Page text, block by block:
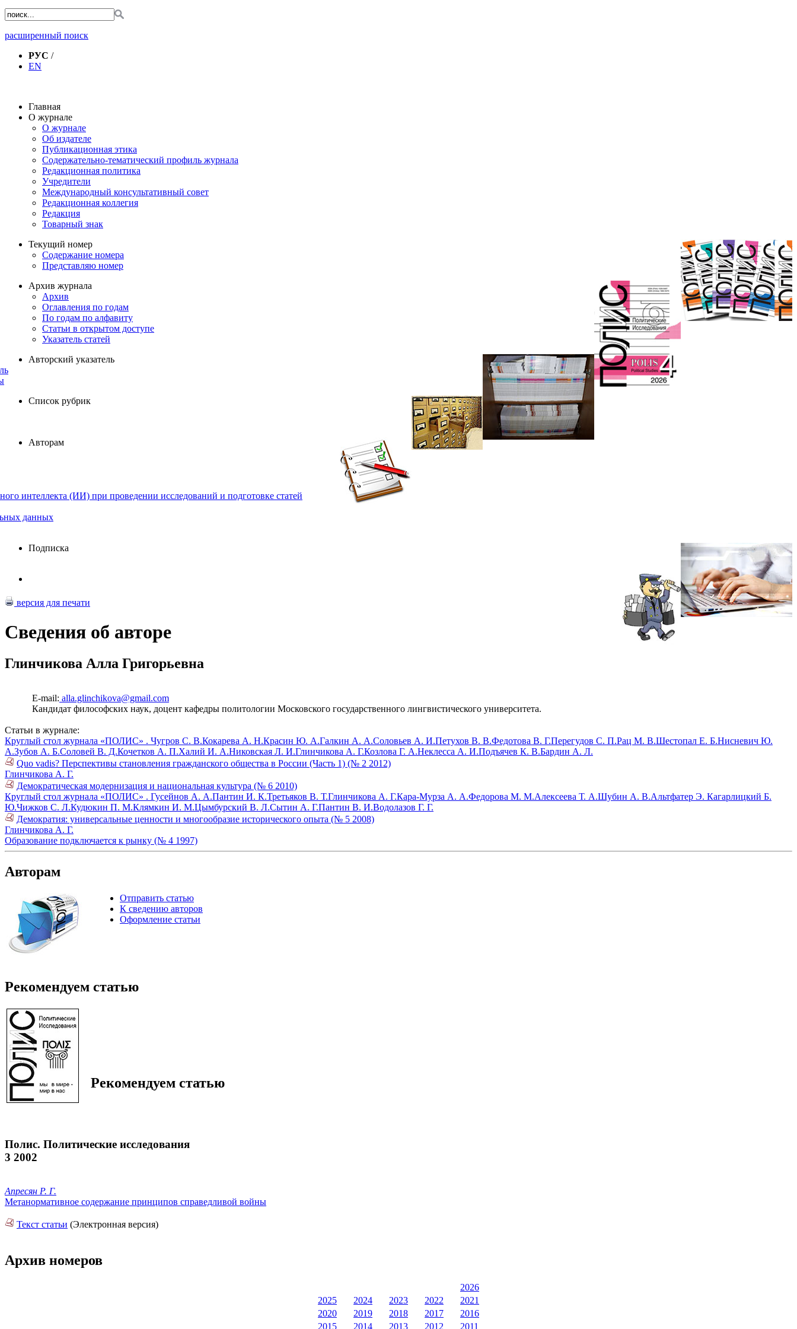
расширенный поиск
РУС /
EN
Главная
О журнале
О журнале
Об издателе
Публикационная этика
Содержательно-тематический профиль журнала
Редакционная политика
Учредители
Международный консультативный совет
Редакционная коллегия
Редакция
Товарный знак
Текущий номер
Содержание номера
Представляю номер
Архив журнала
Архив
Оглавления по годам
По годам по алфавиту
Статьи в открытом доступе
Указатель статей
Авторский указатель
Список рубрик
Авторам
интеллекта (ИИ) при проведении исследований и подготовке статей
данных
Подписка
версия для печати
Сведения об авторе
Глинчикова Алла Григорьевна
E-mail: alla.glinchikova@gmail.com
Кандидат философских наук, доцент кафедры политологии Московского государственного лингвистического университета.
Статьи в журнале:
Круглый стол журнала «ПОЛИС» . Чугров С. В.Кокарева А. Н.Красин Ю. А.Галкин А. А.Соловьев А. И.Петухов В. В.Федотова В. Г.Перегудов С. П.Рац М. В.Шестопал Е. Б.Нисневич Ю.
А.Зубов А. Б.Соловей В. Д.Кочетков А. П.Халий И. А.Никовская Л. И.Глинчикова А. Г.Козлова Г. А.Неклесса А. И.Подъячев К. В.Бардин А. Л.
Quo vadis? Перспективы становления гражданского общества в России (Часть 1) (№ 2 2012)
Глинчикова А. Г.
Демократическая модернизация и национальная культура (№ 6 2010)
Круглый стол журнала «ПОЛИС» . Гусейнов А. А.Пантин И. К.Третьяков В. Т.Глинчикова А. Г.Кара-Мурза А. А.Федорова М. М.Алексеева Т. А.Шубин А. В.Альтфатер Э. Кагарлицкий Б.
Ю.Чижков С. Л.Кудюкин П. М.Клямкин И. М.Цымбурский В. Л.Сытин А. Г.Пантин В. И.Водолазов Г. Г.
Демократия: универсальные ценности и многообразие исторического опыта (№ 5 2008)
Глинчикова А. Г.
Образование подключается к рынку (№ 4 1997)
Авторам
Отправить статью
К сведению авторов
Оформление статьи
Рекомендуем статью
Рекомендуем статью
Полис. Политические исследования
3 2002
Апресян Р. Г.
Метанормативное содержание принципов справедливой войны
Текст статьи (Электронная версия)
Архив номеров
2026
2025
2024 2023 2022
2021
2020
2019 2018 2017
2016
2015
2014 2013 2012 2011